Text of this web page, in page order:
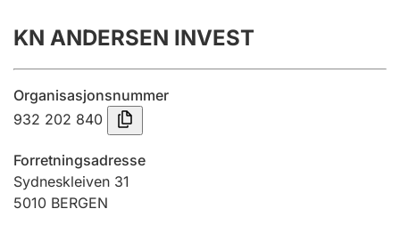
Årsrekneskap
Innsending og forseinkingsgebyr
Jeger
KN ANDERSEN INVEST
Organisasjonsnummer
932 202 840
Forretningsadresse
Sydneskleiven 31
5010 BERGEN